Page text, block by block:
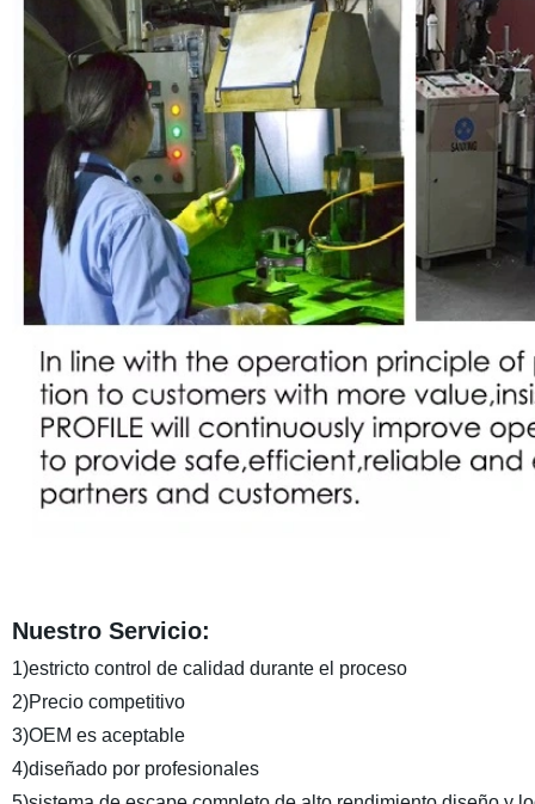
Nuestro Servicio:
1)estricto control de calidad durante el proceso
2)Precio competitivo
3)OEM es aceptable
4)diseñado por profesionales